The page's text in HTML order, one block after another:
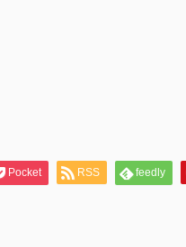
Pocket RSS feedly